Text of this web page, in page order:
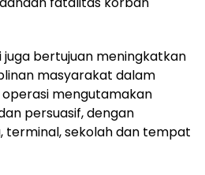
juga bertujuan meningkatkan
masyarakat dalam
mengutamakan
persuasif, dengan
terminal, sekolah dan tempat